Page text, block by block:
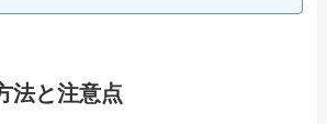
法と注意点